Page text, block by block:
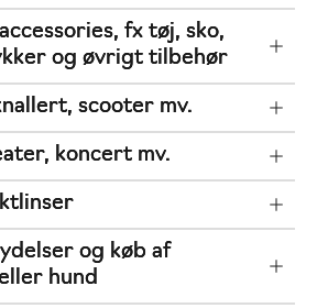
fx tøj, sko,
og øvrigt tilbehør
scooter mv.
koncert mv.
og køb af
hund